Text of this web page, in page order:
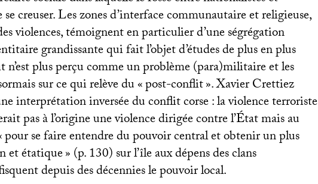
se creuser. Les zones d’interface communautaire et religieuse,
violences, témoignent en particulier d’une ségrégation
grandissante qui fait l’objet d’études de plus en plus
n’est plus perçu comme un problème (para)militaire et les
sur ce qui relève du «post-conflit». Xavier Crettiez
interprétation inversée du conflit corse : la violence terroriste
pas à l’origine une violence dirigée contre l’État mais au
pour se faire entendre du pouvoir central et obtenir un plus
et étatique» (p. 130) sur l’île aux dépens des clans
depuis des décennies le pouvoir local.